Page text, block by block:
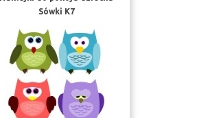
Sówki K7